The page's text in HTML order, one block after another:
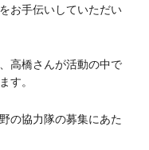
お手伝いしていただい
高橋さんが活動の中で
す。
の協力隊の募集にあた